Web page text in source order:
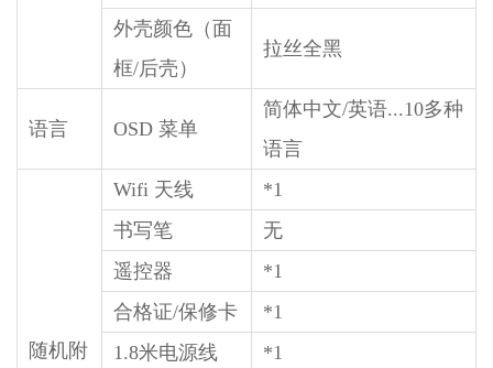
外壳颜色（面
框/后壳）
拉丝全黑
语言 OSD 菜单
简体中文/英语...10多种
语言
随机附
Wifi 天线
*1
书写笔
无
遥控器
*1
合格证/保修卡
*1
1.8米电源线
*1